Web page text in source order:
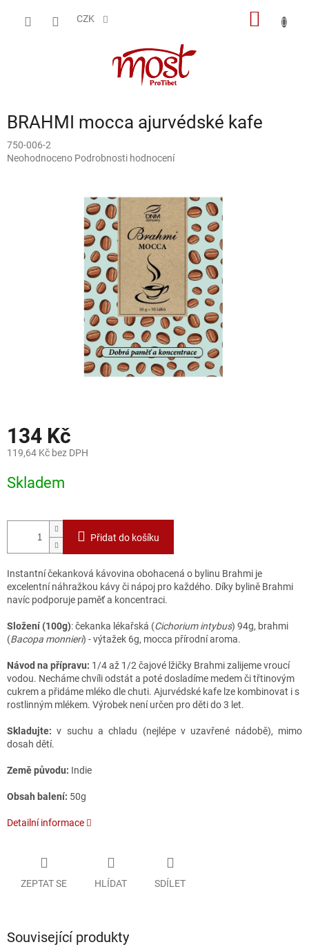
CZK
BRAHMI mocca ajurvédské kafe
750-006-2
Průměrné
Neohodnoceno Podrobnosti hodnocení
134 Kč
119,64 Kč bez DPH
cena:
Skladem
Přidat do košíku
Instantní čekanková kávovina obohacená o bylinu Brahmi je
excelentní náhražkou kávy či nápoj pro každého. Díky bylině Brahmi
navíc podporuje paměť a koncentraci.
Složení (100g): čekanka lékařská (Cichorium intybus) 94g, brahmi
(Bacopa monnieri) - výtažek 6g, mocca přírodní aroma.
Návod na přípravu: 1/4 až 1/2 čajové lžičky Brahmi zalijeme vroucí
vodou. Necháme chvíli odstát a poté dosladíme medem či třtinovým
cukrem a přidáme mléko dle chuti. Ajurvédské kafe lze kombinovat i s
rostlinným mlékem. Výrobek není určen pro děti do 3 let.
Skladujte: v suchu a chladu (nejlépe v uzavřené nádobě), mimo
dosah dětí.
Země původu: Indie
Obsah balení: 50g
Detailní informace
ZEPTAT SE HLÍDAT SDÍLET
Související produkty